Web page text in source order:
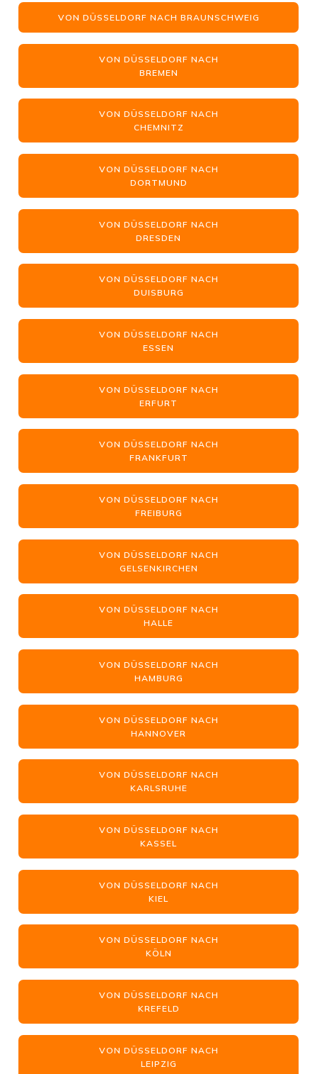
VON DÜSSELDORF NACH BRAUNSCHWEIG
VON DÜSSELDORF NACH
BREMEN
VON DÜSSELDORF NACH
CHEMNITZ
VON DÜSSELDORF NACH
DORTMUND
VON DÜSSELDORF NACH
DRESDEN
VON DÜSSELDORF NACH
DUISBURG
VON DÜSSELDORF NACH
ESSEN
VON DÜSSELDORF NACH
ERFURT
VON DÜSSELDORF NACH
FRANKFURT
VON DÜSSELDORF NACH
FREIBURG
VON DÜSSELDORF NACH
GELSENKIRCHEN
VON DÜSSELDORF NACH
HALLE
VON DÜSSELDORF NACH
HAMBURG
VON DÜSSELDORF NACH
HANNOVER
VON DÜSSELDORF NACH
KARLSRUHE
VON DÜSSELDORF NACH
KASSEL
VON DÜSSELDORF NACH
KIEL
VON DÜSSELDORF NACH
KÖLN
VON DÜSSELDORF NACH
KREFELD
VON DÜSSELDORF NACH
LEIPZIG